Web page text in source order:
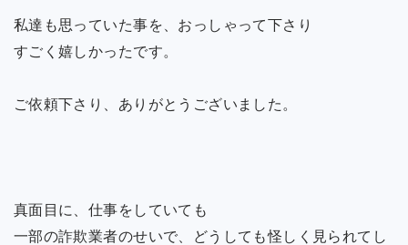
私達も思っていた事を、おっしゃって下さり
すごく嬉しかったです。
ご依頼下さり、ありがとうございました。
真面目に、仕事をしていても
一部の詐欺業者のせいで、どうしても怪しく見られてし